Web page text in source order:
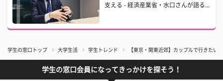
支える - 経済産業省・水口さんが語る...
学生の窓口トップ 大学生活 学生トレンド 【東京・関東近郊】カップルで行きたい
学生の窓口会員になってきっかけを探そう！